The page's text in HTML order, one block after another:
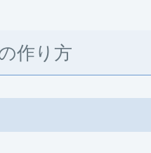
作り方